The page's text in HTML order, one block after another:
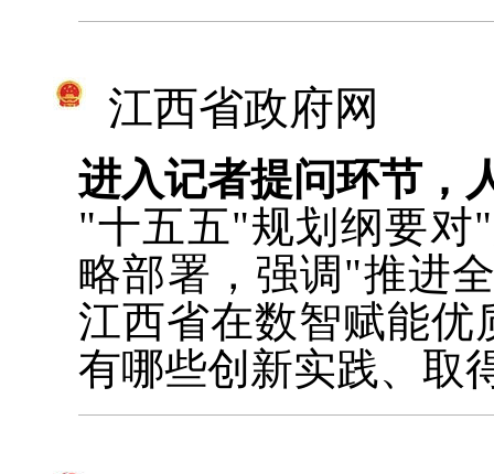
江西省政府网
进入记者提问环节，
"十五五"规划纲要对
略部署，强调"推进
江西省在数智赋能优
有哪些创新实践、取